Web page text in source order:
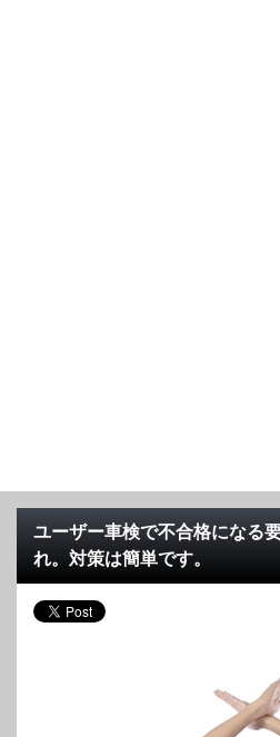
ユーザー車検で不合格になる
れ。対策は簡単です。